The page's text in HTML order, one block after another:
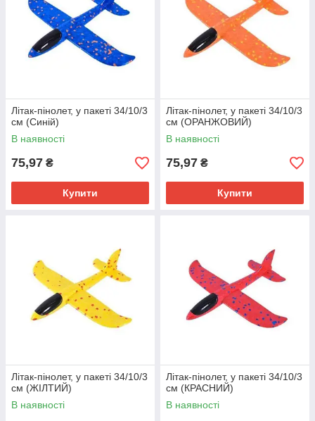
Літак-пінолет, у пакеті 34/10/3
см (Синій)
В наявності
75,97 ₴
Купити
Літак-пінолет, у пакеті 34/10/3
см (ОРАНЖОВИЙ)
В наявності
75,97 ₴
Купити
Літак-пінолет, у пакеті 34/10/3
см (ЖІЛТИЙ)
В наявності
Літак-пінолет, у пакеті 34/10/3
см (КРАСНИЙ)
В наявності